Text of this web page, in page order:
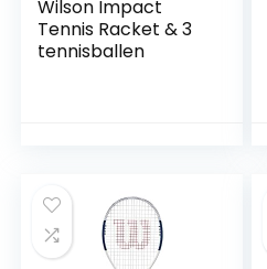
Wilson Impact
Tennis Racket & 3
tennisballen